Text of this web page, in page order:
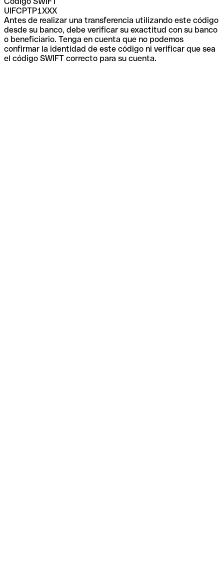
UIFCPTP1XXX
Antes de realizar una transferencia utilizando este código
desde su banco, debe verificar su exactitud con su banco
o beneficiario. Tenga en cuenta que no podemos
confirmar la identidad de este código ni verificar que sea
el código SWIFT correcto para su cuenta.